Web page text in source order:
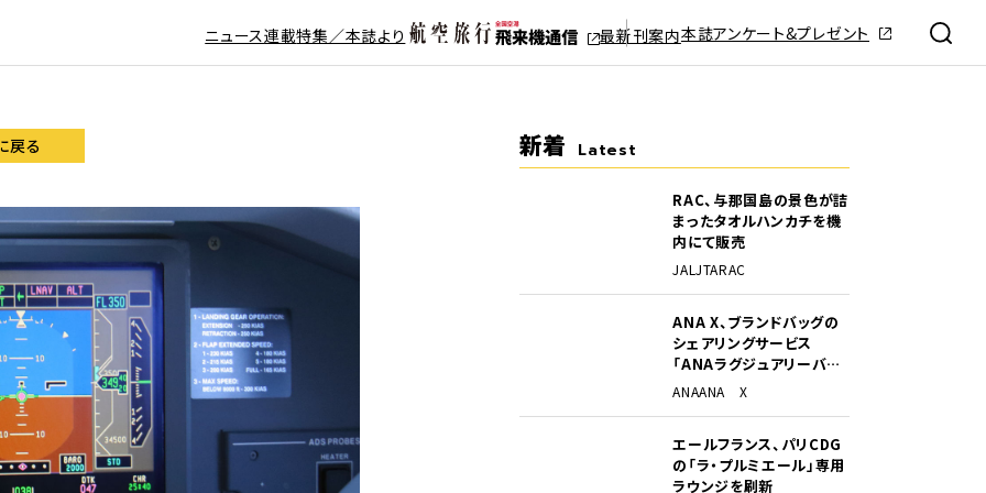
ニュース連載特集／本誌より 最新刊案内本誌アンケート&プレゼント
戻る 新着 Latest
RAC、与那国島の景色が詰
まったタオルハンカチを機
内にて販売
JALJTARAC
ANA X、ブランドバッグの
シェアリングサービス
「ANAラグジュアリーバッ
グ」開始
ANAANA X
エールフランス、パリCDG
の「ラ・プルミエール」専用
ラウンジを刷新